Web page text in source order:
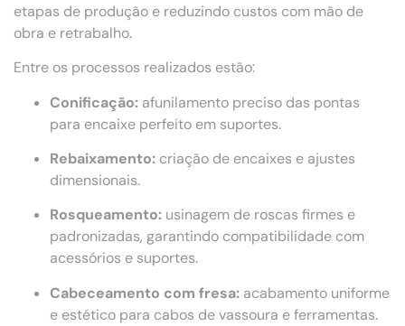
etapas de produção e reduzindo custos com mão de
obra e retrabalho.
Entre os processos realizados estão:
Conificação: afunilamento preciso das pontas
para encaixe perfeito em suportes.
Rebaixamento: criação de encaixes e ajustes
dimensionais.
Rosqueamento: usinagem de roscas firmes e
padronizadas, garantindo compatibilidade com
acessórios e suportes.
Cabeceamento com fresa: acabamento uniforme
e estético para cabos de vassoura e ferramentas.